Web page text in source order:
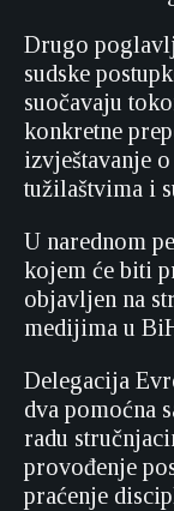
Drugo
sudske
suočavaju
konkretne
izvještavanje
tužilaštvima i
U narednom
kojem će biti
objavljen na
medijima u
Delegacija
dva pomoćna
radu
provođenje
praćenje